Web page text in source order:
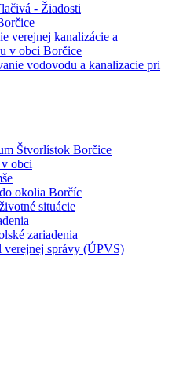
- Žiadosti
verejnej kanalizácie a
v obci Borčice
vodovodu a kanalizacie pri
Štvorlístok Borčice
obci
okolia Borčíc
situácie
zariadenia
verejnej správy (ÚPVS)